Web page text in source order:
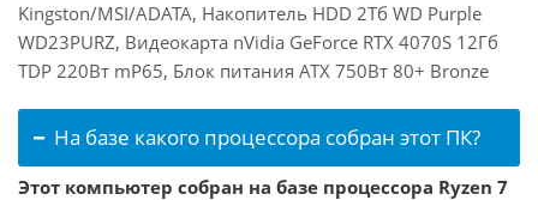
Kingston/MSI/ADATA, Накопитель HDD 2Тб WD Purple
WD23PURZ, Видеокарта nVidia GeForce RTX 4070S 12Гб
TDP 220Вт mP65, Блок питания ATX 750Вт 80+ Bronze
На базе какого процессора собран этот ПК?
Этот компьютер собран на базе процессора Ryzen 7